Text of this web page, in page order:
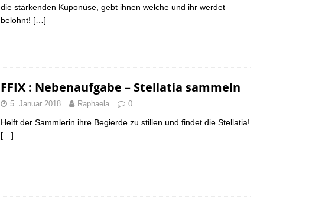
die stärkenden Kuponüse, gebt ihnen welche und ihr werdet
belohnt! […]
FFIX : Nebenaufgabe – Stellatia sammeln
5. Januar 2018 Raphaela 0
Helft der Sammlerin ihre Begierde zu stillen und findet die Stellatia!
[…]